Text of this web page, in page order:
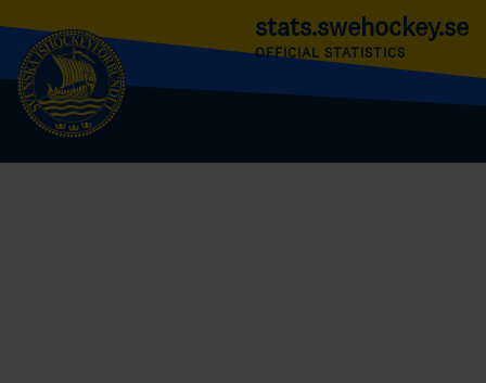
stats.swehockey.se
OFFICIAL STATISTICS